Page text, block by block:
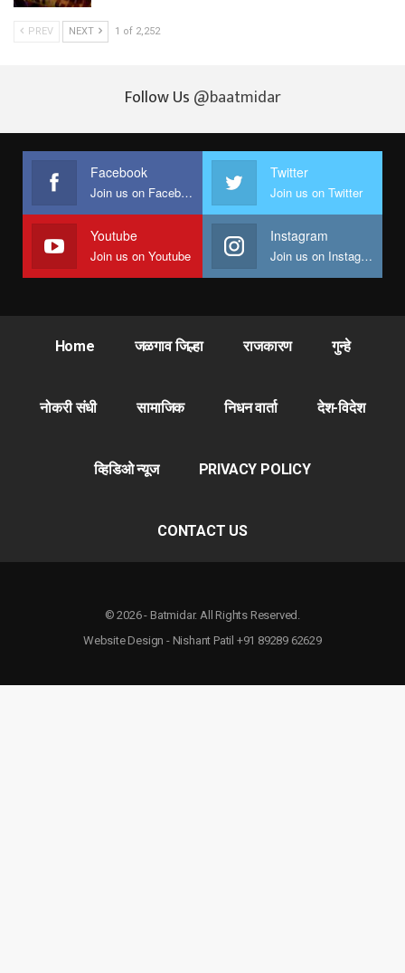
PREV NEXT 1 of 2,252
Follow Us @baatmidar
Facebook
Join us on Facebook
Twitter
Join us on Twitter
Youtube
Join us on Youtube
Instagram
Join us on Instagram
Home जळगाव जिल्हा राजकारण गुन्हे
नोकरी संधी सामाजिक निधन वार्ता देश-विदेश
व्हिडिओ न्यूज PRIVACY POLICY
CONTACT US
© 2026 - Batmidar. All Rights Reserved.
Website Design - Nishant Patil +91 89289 62629